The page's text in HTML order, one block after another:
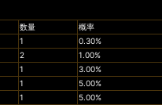
数量
概率
1
0.30%
2
1.00%
1
3.00%
1
5.00%
1
5.00%